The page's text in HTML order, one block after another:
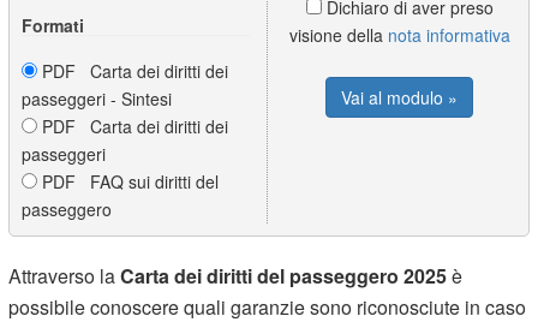
Formati
PDF Carta dei diritti dei
passeggeri - Sintesi
PDF Carta dei diritti dei
passeggeri
PDF FAQ sui diritti del
passeggero
Dichiaro di aver preso
visione della nota informativa
Vai al modulo »
Attraverso laCarta dei diritti del passeggero 2025è
possibile conoscerequali garanzie sono riconosciute in caso